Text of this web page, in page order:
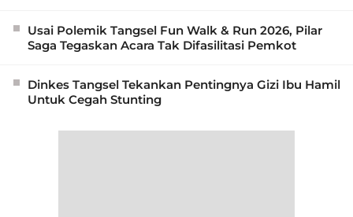
Usai Polemik Tangsel Fun Walk & Run 2026, Pilar
Saga Tegaskan Acara Tak Difasilitasi Pemkot
Dinkes Tangsel Tekankan Pentingnya Gizi Ibu Hamil
Untuk Cegah Stunting